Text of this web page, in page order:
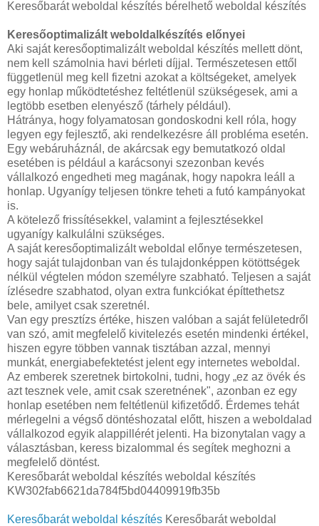
Keresőbarát weboldal készítés bérelhető weboldal készítés
Keresőoptimalizált weboldalkészítés előnyei
Aki saját keresőoptimalizált weboldal készítés mellett dönt,
nem kell számolnia havi bérleti díjjal. Természetesen ettől
függetlenül meg kell fizetni azokat a költségeket, amelyek
egy honlap működtetéshez feltétlenül szükségesek, ami a
legtöbb esetben elenyésző (tárhely például).
Hátránya, hogy folyamatosan gondoskodni kell róla, hogy
legyen egy fejlesztő, aki rendelkezésre áll probléma esetén.
Egy webáruháznál, de akárcsak egy bemutatkozó oldal
esetében is például a karácsonyi szezonban kevés
vállalkozó engedheti meg magának, hogy napokra leáll a
honlap. Ugyanígy teljesen tönkre teheti a futó kampányokat
is.
A kötelező frissítésekkel, valamint a fejlesztésekkel
ugyanígy kalkulálni szükséges.
A saját keresőoptimalizált weboldal előnye természetesen,
hogy saját tulajdonban van és tulajdonképpen kötöttségek
nélkül végtelen módon személyre szabható. Teljesen a saját
ízlésedre szabhatod, olyan extra funkciókat építtethetsz
bele, amilyet csak szeretnél.
Van egy presztízs értéke, hiszen valóban a saját felületedről
van szó, amit megfelelő kivitelezés esetén mindenki értékel,
hiszen egyre többen vannak tisztában azzal, mennyi
munkát, energiabefektetést jelent egy internetes weboldal.
Az emberek szeretnek birtokolni, tudni, hogy „ez az övék és
azt tesznek vele, amit csak szeretnének", azonban ez egy
honlap esetében nem feltétlenül kifizetődő. Érdemes tehát
mérlegelni a végső döntéshozatal előtt, hiszen a weboldalad
vállalkozod egyik alappillérét jelenti. Ha bizonytalan vagy a
választásban, keress bizalommal és segítek meghozni a
megfelelő döntést.
Keresőbarát weboldal készítés weboldal készítés
KW302fab6621da784f5bd04409919fb35b
Keresőbarát weboldal készítés Keresőbarát weboldal